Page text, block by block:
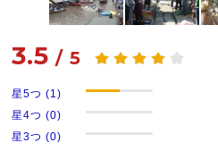
3.5 /5
星5つ (1)
星4つ (0)
星3つ (0)